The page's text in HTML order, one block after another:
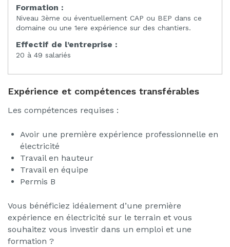
Formation :
Niveau 3ème ou éventuellement CAP ou BEP dans ce
domaine ou une 1ere expérience sur des chantiers.
Effectif de l’entreprise :
20 à 49 salariés
Expérience et compétences transférables
Les compétences requises :
Avoir une première expérience professionnelle en
électricité
Travail en hauteur
Travail en équipe
Permis B
Vous bénéficiez idéalement d’une première
expérience en électricité sur le terrain et vous
souhaitez vous investir dans un emploi et une
formation ?